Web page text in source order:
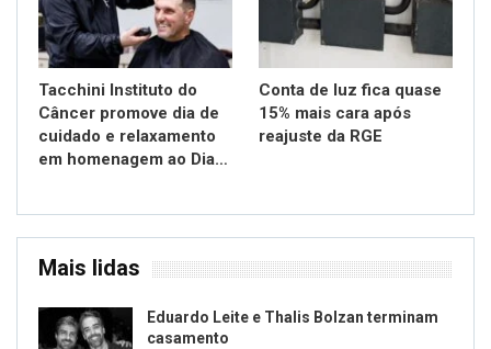
Tacchini Instituto do
Câncer promove dia de
cuidado e relaxamento
em homenagem ao Dia…
Conta de luz fica quase
15% mais cara após
reajuste da RGE
Mais lidas
Eduardo Leite e Thalis Bolzan terminam
casamento